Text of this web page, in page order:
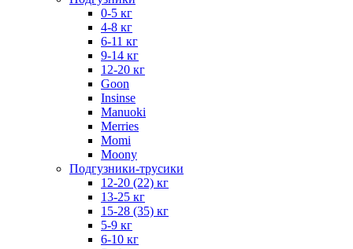
0-5 кг
4-8 кг
6-11 кг
9-14 кг
12-20 кг
Goon
Insinse
Manuoki
Merries
Momi
Moony
Подгузники-трусики
12-20 (22) кг
13-25 кг
15-28 (35) кг
5-9 кг
6-10 кг